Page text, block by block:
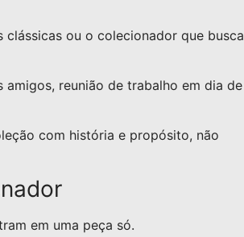
ou o colecionador que busca
reunião de trabalho em dia de
com história e propósito, não
em uma peça só.